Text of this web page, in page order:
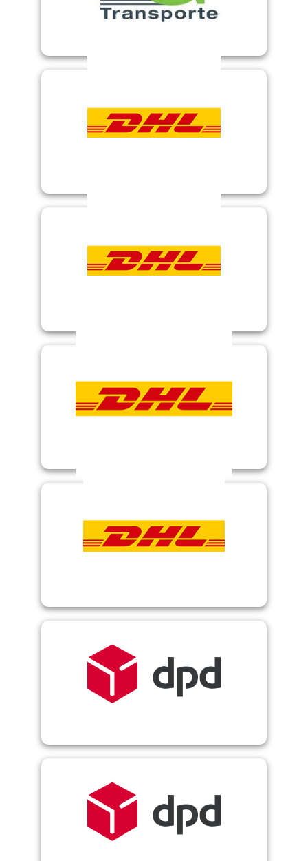
DHL Paket AT
DHL 2MH
DHL Express
DHL Paket
DPD Cloud
DPD WebConnect